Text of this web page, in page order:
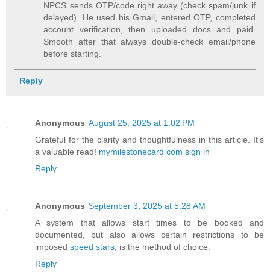
NPCS sends OTP/code right away (check spam/junk if
delayed). He used his Gmail, entered OTP, completed
account verification, then uploaded docs and paid.
Smooth after that always double-check email/phone
before starting.
Reply
Anonymous August 25, 2025 at 1:02 PM
Grateful for the clarity and thoughtfulness in this article. It’s
a valuable read! mymilestonecard com sign in
Reply
Anonymous September 3, 2025 at 5:28 AM
A system that allows start times to be booked and
documented, but also allows certain restrictions to be
imposed speed stars, is the method of choice.
Reply